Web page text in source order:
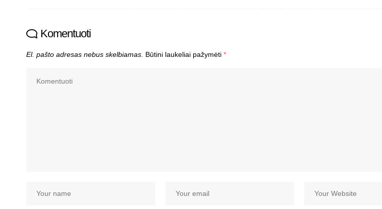
Komentuoti
El. pašto adresas nebus skelbiamas. Būtini laukeliai pažymėti *